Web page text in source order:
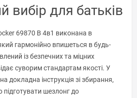
вибір для батьків
69870 B 4в1 виконана в
гармонійно впишеться в будь-
із безпечних та міцних
суворим стандартам якості. У
докладна інструкція зі збирання,
шезлонг до